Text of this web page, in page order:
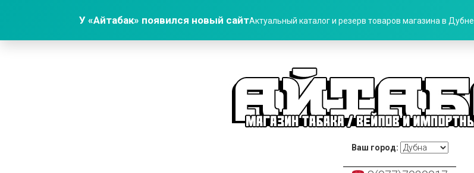
У «Айтабак» появился новый сайтАктуальный каталог и резерв товаров магазина в
Ваш город: